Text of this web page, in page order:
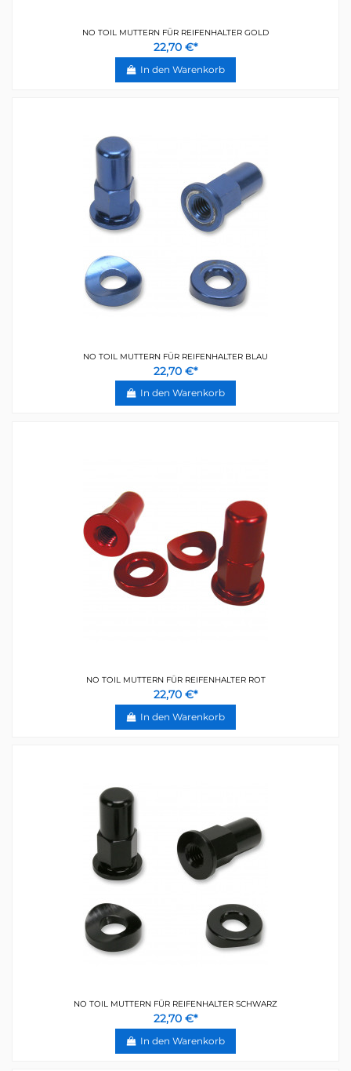
NO TOIL MUTTERN FÜR REIFENHALTER GOLD
22,70 €*
In den Warenkorb
NO TOIL MUTTERN FÜR REIFENHALTER BLAU
22,70 €*
In den Warenkorb
NO TOIL MUTTERN FÜR REIFENHALTER ROT
22,70 €*
In den Warenkorb
NO TOIL MUTTERN FÜR REIFENHALTER SCHWARZ
22,70 €*
In den Warenkorb